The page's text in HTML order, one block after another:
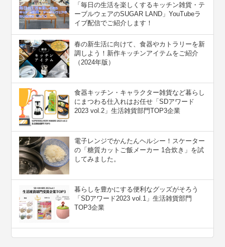
「毎日の生活を楽しくするキッチン雑貨・テ
ーブルウェアのSUGAR LAND」YouTubeラ
イブ配信でご紹介します！
春の新生活に向けて、食器やカトラリーを新
調しよう！新作キッチンアイテムをご紹介
（2024年版）
食器キッチン・キャラクター雑貨など暮らし
にまつわる仕入れはお任せ「SDアワード
2023 vol.2」生活雑貨部門TOP3企業
電子レンジでかんたんヘルシー！スケーター
の「糖質カットご飯メーカー 1合炊き」を試
してみました。
暮らしを豊かにする便利なグッズがそろう
「SDアワード2023 vol.1」生活雑貨部門
TOP3企業